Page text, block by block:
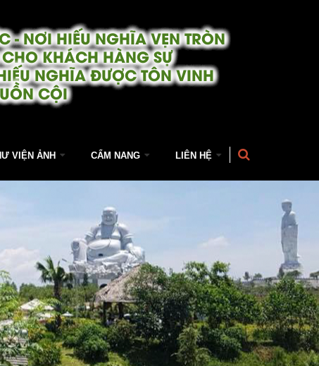
- NƠI HIẾU NGHĨA VẸN TRÒN
KHÁCH HÀNG SỰ
NGHĨA ĐƯỢC TÔN VINH
CỘI
VIỆN ẢNH CẨM NANG LIÊN HỆ